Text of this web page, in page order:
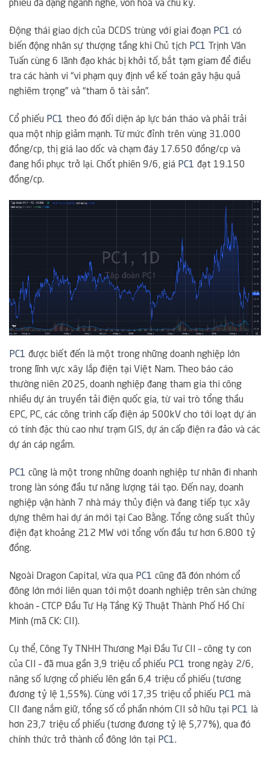
phiếu đa dạng ngành nghề, vốn hóa và chu kỳ.
Động thái giao dịch của DCDS trùng với giai đoạn PC1 có
biến động nhân sự thượng tầng khi Chủ tịch PC1
Trịnh Văn
Tuấn cùng 6 lãnh đạo khác bị khởi tố, bắt tạm giam để điều
tra các hành vi “vi phạm quy định về kế toán gây hậu quả
nghiêm trọng” và “tham ô tài sản”.
Cổ phiếu PC1 theo đó đối diện áp lực bán tháo và phải trải
qua một nhịp giảm mạnh. Từ mức đỉnh trên vùng 31.000
đồng/cp, thị giá lao dốc và chạm đáy 17.650 đồng/cp và
đang hồi phục trở lại. Chốt phiên 9/6, giá PC1 đạt 19.150
đồng/cp.
PC1 được biết đến là một trong những doanh nghiệp lớn
trong lĩnh vực xây lắp điện tại Việt Nam. Theo báo cáo
thường niên 2025, doanh nghiệp đang tham gia thi công
nhiều dự án truyền tải điện quốc gia, từ vai trò tổng thầu
EPC, PC, các công trình cấp điện áp 500kV cho tới loạt dự án
có tính đặc thù cao như trạm GIS, dự án cấp điện ra đảo và các
dự án cáp ngầm.
PC1 cũng là một trong những doanh nghiệp tư nhân đi nhanh
trong làn sóng đầu tư năng lượng tái tạo. Đến nay, doanh
nghiệp vận hành 7 nhà máy thủy điện và đang tiếp tục xây
dựng thêm hai dự án mới tại Cao Bằng. Tổng công suất thủy
điện đạt khoảng 212 MW với tổng vốn đầu tư hơn 6.800 tỷ
đồng.
Ngoài Dragon Capital, vừa qua PC1 cũng đã đón nhóm cổ
đông lớn mới liên quan tới một doanh nghiệp trên sàn chứng
khoán – CTCP Đầu Tư Hạ Tầng Kỹ Thuật Thành Phố Hồ Chí
Minh (mã CK: CII).
Cụ thể, Công Ty TNHH Thương Mại Đầu Tư CII – công ty con
của CII – đã mua gần 3,9 triệu cổ phiếu PC1 trong ngày 2/6,
nâng số lượng cổ phiếu lên gần 6,4 triệu cổ phiếu (tương
đương tỷ lệ 1,55%). Cùng với 17,35 triệu cổ phiếu PC1 mà
CII đang nắm giữ, tổng số cổ phần nhóm CII sở hữu tại PC1
là
hơn 23,7 triệu cổ phiếu (tương đương tỷ lệ 5,77%), qua đó
chính thức trở thành cổ đông lớn tại PC1.